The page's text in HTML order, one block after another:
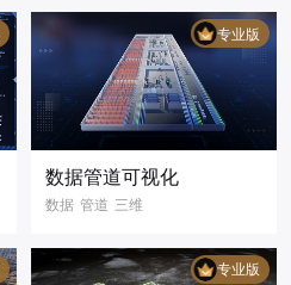
专业版
数据管道可视化
数据 管道 三维
科技风 写实风 专业版